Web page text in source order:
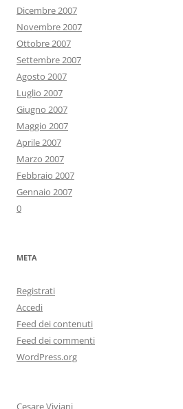
Dicembre 2007
Novembre 2007
Ottobre 2007
Settembre 2007
Agosto 2007
Luglio 2007
Giugno 2007
Maggio 2007
Aprile 2007
Marzo 2007
Febbraio 2007
Gennaio 2007
0
META
Registrati
Accedi
Feed dei contenuti
Feed dei commenti
WordPress.org